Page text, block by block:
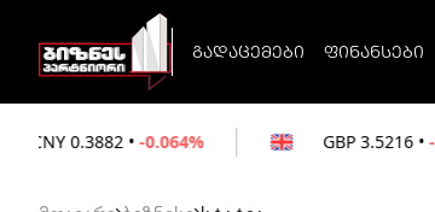
გადაცემები ფინანსები
GBP • -0.227%